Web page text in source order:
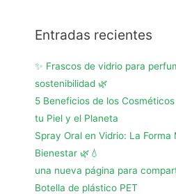
Entradas recientes
✨ Frascos de vidrio para
sostenibilidad 🌿
5 Beneficios de los
tu Piel y el Planeta
Spray Oral en Vidrio: La
Bienestar 🌿💧
una nueva página para
Botella de plástico PET